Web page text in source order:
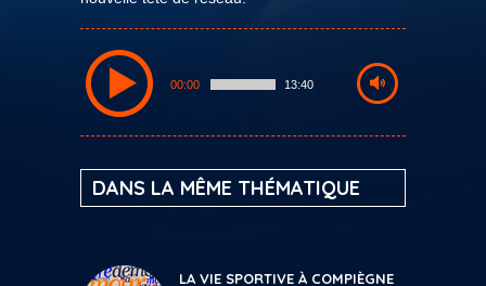
00:00 13:40
DANS LA MÊME THÉMATIQUE
LA VIE SPORTIVE À COMPIÈGNE